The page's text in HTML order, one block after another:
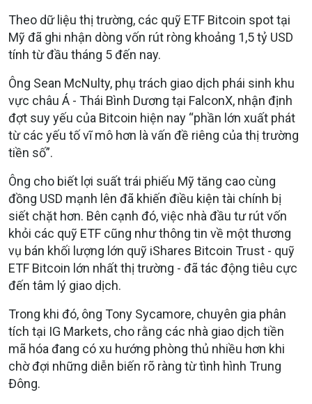
Theo dữ liệu thị trường, các quỹ ETF Bitcoin spot tại
Mỹ đã ghi nhận dòng vốn rút ròng khoảng 1,5 tỷ USD
tính từ đầu tháng 5 đến nay.
Ông Sean McNulty, phụ trách giao dịch phái sinh khu
vực châu Á - Thái Bình Dương tại FalconX, nhận định
đợt suy yếu của Bitcoin hiện nay “phần lớn xuất phát
từ các yếu tố vĩ mô hơn là vấn đề riêng của thị trường
tiền số”.
Ông cho biết lợi suất trái phiếu Mỹ tăng cao cùng
đồng USD mạnh lên đã khiến điều kiện tài chính bị
siết chặt hơn. Bên cạnh đó, việc nhà đầu tư rút vốn
khỏi các quỹ ETF cũng như thông tin về một thương
vụ bán khối lượng lớn quỹ iShares Bitcoin Trust - quỹ
ETF Bitcoin lớn nhất thị trường - đã tác động tiêu cực
đến tâm lý giao dịch.
Trong khi đó, ông Tony Sycamore, chuyên gia phân
tích tại IG Markets, cho rằng các nhà giao dịch tiền
mã hóa đang có xu hướng phòng thủ nhiều hơn khi
chờ đợi những diễn biến rõ ràng từ tình hình Trung
Đông.